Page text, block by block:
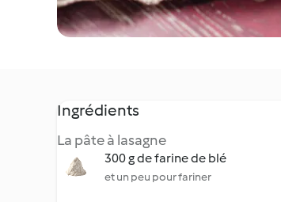
Ingrédients
La pâte à lasagne
300 g de farine de blé
et un peu pour fariner